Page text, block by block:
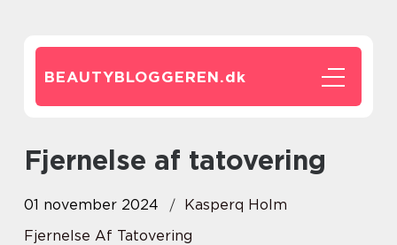
BEAUTYBLOGGEREN.dk
Fjernelse af tatovering
01 november 2024
Kasperq Holm
Fjernelse Af Tatovering